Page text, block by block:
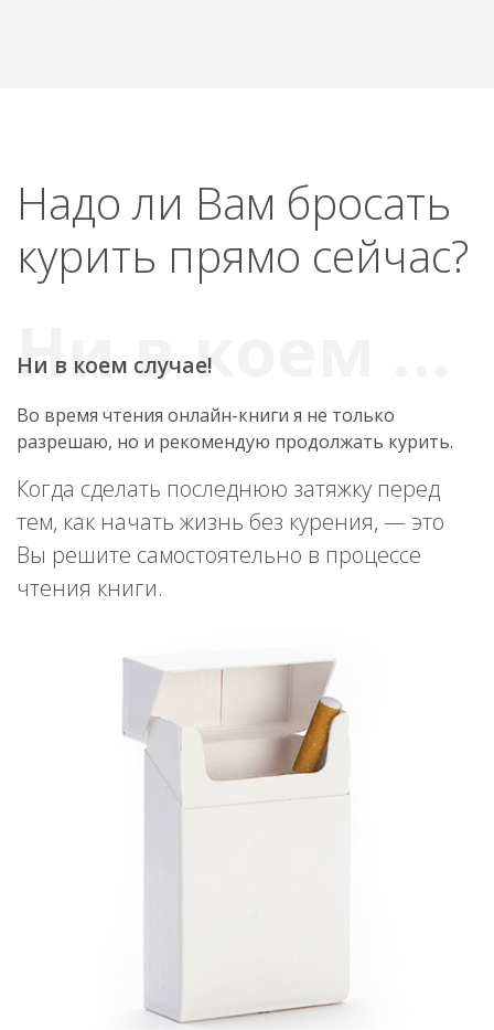
Надо ли Вам бросать
курить прямо сейчас?
Ни в коем случае!
Во время чтения онлайн-книги я не только
разрешаю, но и рекомендую продолжать курить.
Когда сделать последнюю затяжку перед
тем, как начать жизнь без курения, — это
Вы решите самостоятельно в процессе
чтения книги.